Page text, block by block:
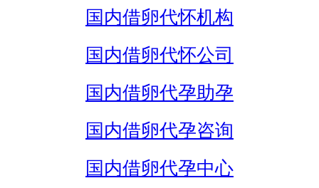
国内借卵代怀机构
国内借卵代怀公司
国内借卵代孕助孕
国内借卵代孕咨询
国内借卵代孕中心